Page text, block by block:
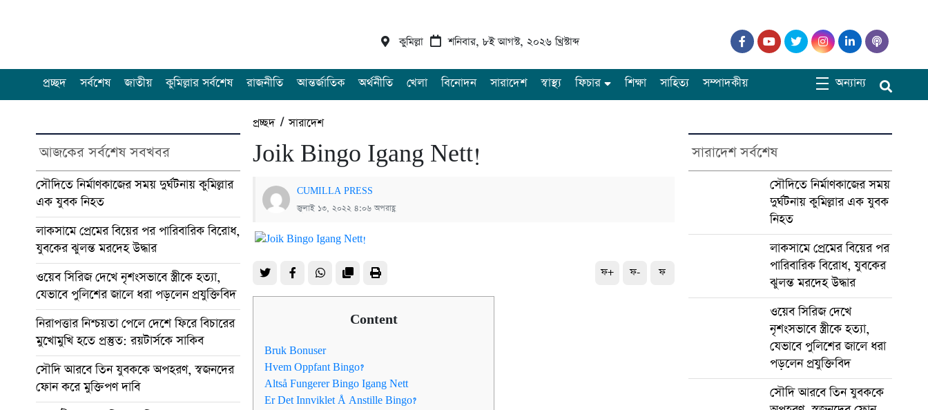
কুমিল্লা শনিবার, ৮ই আগস্ট, ২০২৬ খ্রিস্টাব্দ
প্রচ্ছদ সর্বশেষ জাতীয় কুমিল্লার সর্বশেষ রাজনীতি আন্তর্জাতিক অর্থনীতি খেলা বিনোদন সারাদেশ স্বাস্থ্য ফিচার শিক্ষা সাহিত্য সম্পাদকীয় অন্যান্য
আজকের সর্বশেষ সবখবর
সৌদিতে নির্মাণকাজের সময় দুর্ঘটনায় কুমিল্লার
এক যুবক নিহত
লাকসামে প্রেমের বিয়ের পর পারিবারিক বিরোধ,
যুবকের ঝুলন্ত মরদেহ উদ্ধার
ওয়েব সিরিজ দেখে নৃশংসভাবে স্ত্রীকে হত্যা,
যেভাবে পুলিশের জালে ধরা পড়লেন প্রযুক্তিবিদ
নিরাপত্তার নিশ্চয়তা পেলে দেশে ফিরে বিচারের
মুখোমুখি হতে প্রস্তুত: রয়টার্সকে সাকিব
সৌদি আরবে তিন যুবককে অপহরণ, স্বজনদের
ফোন করে মুক্তিপণ দাবি
প্রচ্ছদ/সারাদেশ
Joik Bingo Igang Nett!
CUMILLA PRESS
জুলাই ১৩, ২০২২ ৪:০৬ অপরাহ্ণ
ফ+ ফ- ফ
Content
Bruk Bonuser
Hvem Oppfant Bingo?
Altså Fungerer Bingo Igang Nett
Er Det Innviklet Å Anstille Bingo?
সারাদেশ সর্বশেষ
সৌদিতে নির্মাণকাজের সময়
দুর্ঘটনায় কুমিল্লার এক যুবক
নিহত
লাকসামে প্রেমের বিয়ের পর
পারিবারিক বিরোধ, যুবকের
ঝুলন্ত মরদেহ উদ্ধার
ওয়েব সিরিজ দেখে
নৃশংসভাবে স্ত্রীকে হত্যা,
যেভাবে পুলিশের জালে ধরা
পড়লেন প্রযুক্তিবিদ
সৌদি আরবে তিন যুবককে